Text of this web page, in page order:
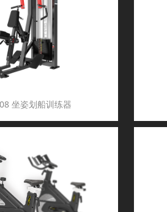
坐姿划船训练器